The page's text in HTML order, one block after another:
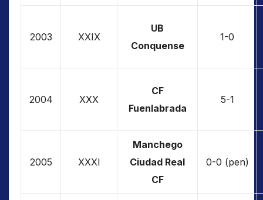
2003 XXIX
UB
Conquense
1-0
2004 XXX
CF
Fuenlabrada
5-1
2005 XXXI
Manchego
Ciudad Real
CF
0-0 (pen)